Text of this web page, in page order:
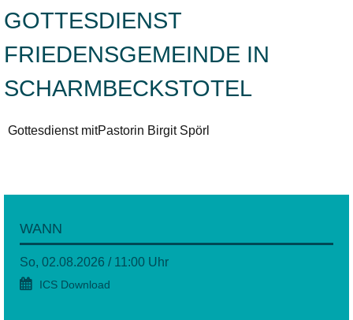
GOTTESDIENST
FRIEDENSGEMEINDE IN
SCHARMBECKSTOTEL
Gottesdienst mitPastorin Birgit Spörl
WANN
So, 02.08.2026 / 11:00 Uhr
ICS Download